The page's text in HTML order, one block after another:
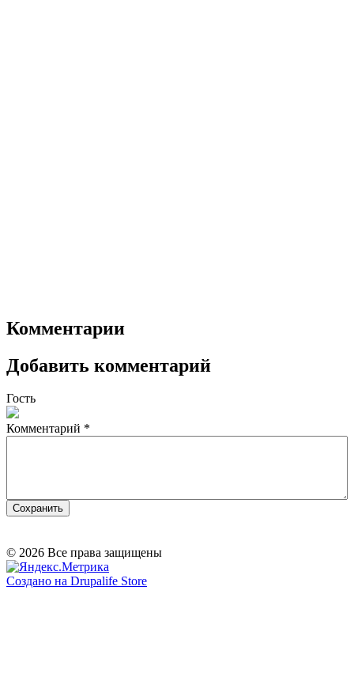
Комментарии
Добавить комментарий
Гость
Комментарий *
© 2026 Все права защищены
Создано на Drupalife Store